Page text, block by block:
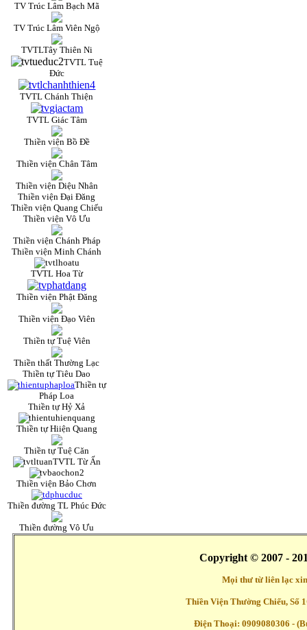
TV Trúc Lâm Bạch Mã
TV Trúc Lâm Viên Ngộ
TVTLTây Thiên Ni
TVTL Tuệ
Đức
TVTL Chánh Thiện
TVTL Giác Tâm
Thiền viện Bồ Đề
Thiền viện Chân Tâm
Thiền viện Diệu Nhân
Thiền viện Đại Đăng
Thiền viện Quang Chiếu
Thiền viện Vô Ưu
Thiền viện Chánh Pháp
Thiền viện Minh Chánh
TVTL Hoa Từ
Thiền viện Phật Đăng
Thiền viện Đạo Viên
Thiền tự Tuệ Viên
Thiền thất Thường Lạc
Thiền tự Tiêu Dao
Thiền tự
Pháp Loa
Thiền tự Hỷ Xả
Thiền tự Hiiện Quang
Thiền tự Tuệ Căn
TVTL Từ Ấn
Thiền viện Bảo Chơn
Thiền đường TL Phúc Đức
Thiền đường Vô Ưu
Copyright © 2007 -
Mọi thư từ liên lạc
Thiền Viện Thường Chiếu, Số
Điện Thoại: 0909080306 -